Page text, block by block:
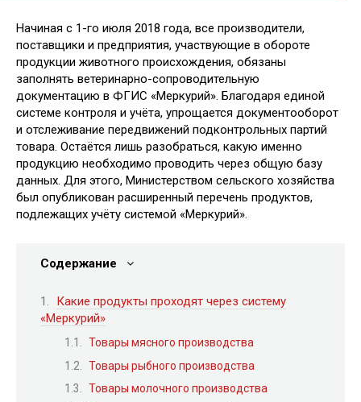
Начиная с 1-го июля 2018 года, все производители,
поставщики и предприятия, участвующие в обороте
продукции животного происхождения, обязаны
заполнять ветеринарно-сопроводительную
документацию в ФГИС «Меркурий». Благодаря единой
системе контроля и учёта, упрощается документооборот
и отслеживание передвижений подконтрольных партий
товара. Остаётся лишь разобраться, какую именно
продукцию необходимо проводить через общую базу
данных. Для этого, Министерством сельского хозяйства
был опубликован расширенный перечень продуктов,
подлежащих учёту системой «Меркурий».
Содержание
Какие продукты проходят через систему
«Меркурий»
Товары мясного производства
Товары рыбного производства
Товары молочного производства